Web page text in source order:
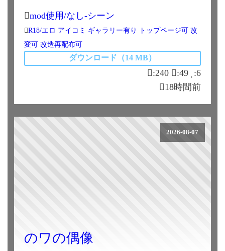
mod使用/なし-シーン
R18/エロ アイコミ ギャラリー有り トップページ可 改
変可 改造再配布可
ダウンロード（14 MB）
:240 :49 :6
18時間前
2026-08-07
のワの偶像